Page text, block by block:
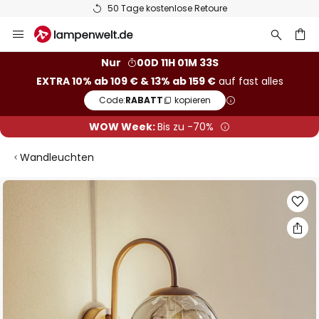
50 Tage kostenlose Retoure
Inhalt
Nur
00D 11H 01M 32S
EXTRA 10% ab 109 € & 13% ab 159 €auf fast alles
Code:RABATT kopieren
WOW Week:Bis zu -70%
Wandleuchten
Zum
Ende
der
Bildgalerie